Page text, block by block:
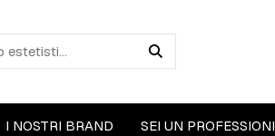
I NOSTRI BRAND SEI UN